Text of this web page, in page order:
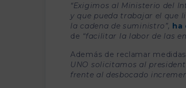
“Exigimos al Ministerio del
y que pueda trabajar el que
la cadena de suministro”, ha
de “facilitar la labor de las
Además de reclamar
UNO solicitamos al
frente al desbocado